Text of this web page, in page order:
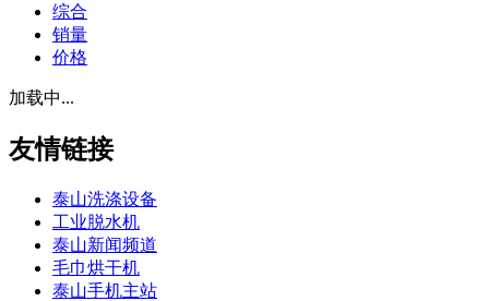
综合
销量
价格
加载中...
友情链接
泰山洗涤设备
工业脱水机
泰山新闻频道
毛巾烘干机
泰山手机主站